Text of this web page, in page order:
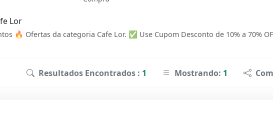
Lor
🔥 Ofertas da categoria Cafe Lor. ✅ Use Cupom Desconto de 10% a 70%
Resultados Encontrados : 1 Mostrando: 1